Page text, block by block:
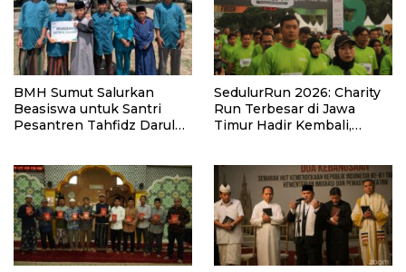
BMH Sumut Salurkan
Beasiswa untuk Santri
Pesantren Tahfidz Darul
SedulurRun 2026: Charity
Run Terbesar di Jawa
Timur Hadir Kembali,
Santri dan Guru Honorer